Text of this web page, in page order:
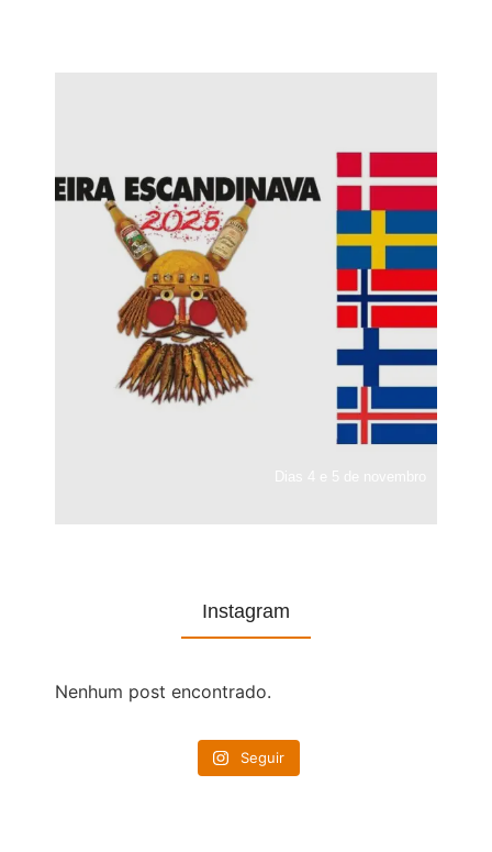
Instagram
Nenhum post encontrado.
Seguir